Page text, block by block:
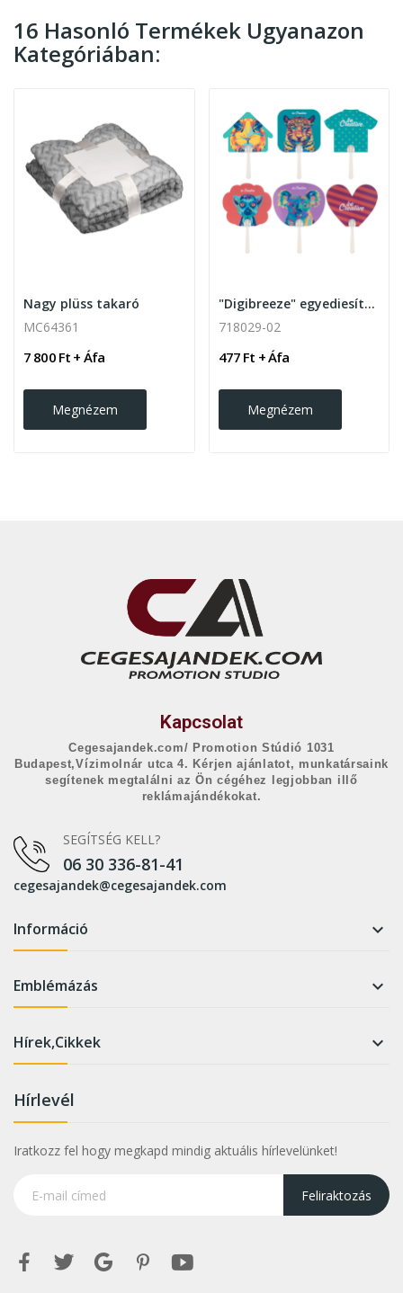
16 Hasonló Termékek Ugyanazon
Kategóriában:
Nagy plüss takaró
MC64361
7 800 Ft + Áfa
Megnézem
"Digibreeze" egyediesíthető legyező, műanyag...
718029-02
477 Ft + Áfa
Megnézem
Kapcsolat
Cegesajandek.com/ Promotion Stúdió 1031
Budapest,Vízimolnár utca 4. Kérjen ajánlatot, munkatársaink
segítenek megtalálni az Ön cégéhez legjobban illő
reklámajándékokat.
SEGÍTSÉG KELL?
06 30 336-81-41
cegesajandek@cegesajandek.com
Információ 
Emblémázás 
Hírek,Cikkek 
Hírlevél
Iratkozz fel hogy megkapd mindig aktuális hírlevelünket!
Feliraktozás